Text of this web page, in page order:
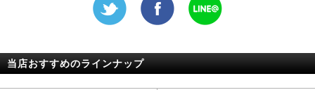
当店おすすめのラインナップ